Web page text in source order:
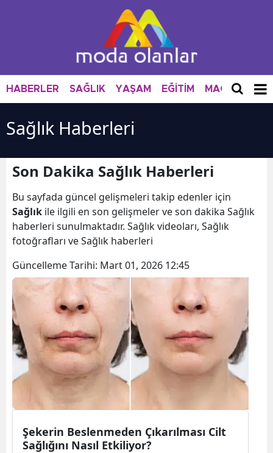
HABERLER SAĞLIK YAŞAM EĞİTİM MAGAZİN
Sağlık Haberleri
Son Dakika Sağlık Haberleri
Bu sayfada güncel gelişmeleri takip edenler için
Sağlık ile ilgili en son gelişmeler ve son dakika Sağlık
haberleri sunulmaktadır. Sağlık videoları, Sağlık
fotoğrafları ve Sağlık haberleri
Güncelleme Tarihi: Mart 01, 2026 12:45
Şekerin Beslenmeden Çıkarılması Cilt
Sağlığını Nasıl Etkiliyor?